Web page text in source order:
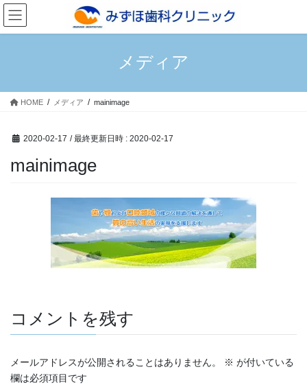
コ
ン
テ
ス
ナ
ビ
ゲ
ン
メディア
HOME メディア mainimage
2020-02-17 / 最終更新日時 : 2020-02-17
mainimage
コメントを残す
メールアドレスが公開されることはありません。 ※ が付いている
欄は必須項目です